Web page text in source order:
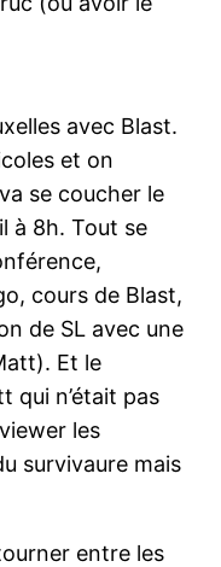
avec Blast.
et on
se coucher le
à 8h. Tout se
cours de Blast,
de SL avec une
Et le
qui n’était pas
les
survivaure mais
entre les